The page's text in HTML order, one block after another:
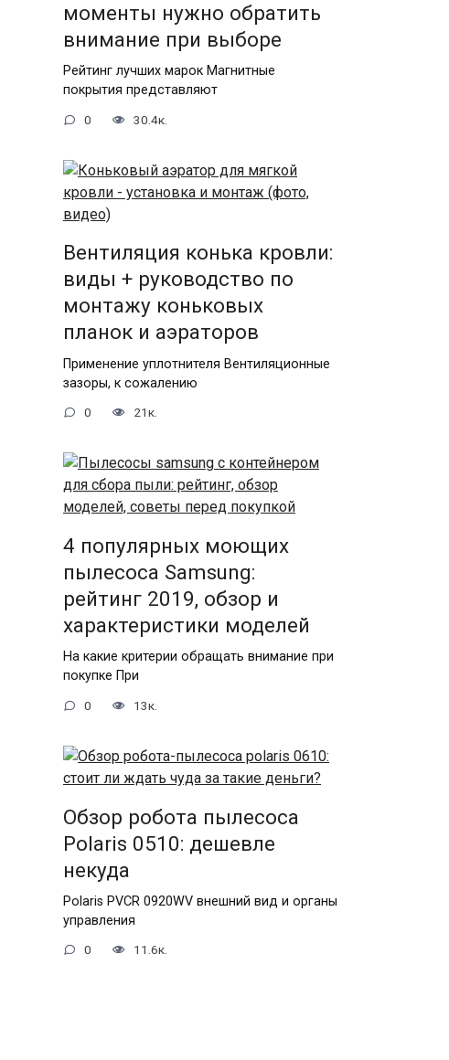
моменты нужно обратить
внимание при выборе
Рейтинг лучших марок Магнитные
покрытия представляют
0 30.4к.
Вентиляция конька кровли:
виды + руководство по
монтажу коньковых
планок и аэраторов
Применение уплотнителя Вентиляционные
зазоры, к сожалению
0 21к.
4 популярных моющих
пылесоса Samsung:
рейтинг 2019, обзор и
характеристики моделей
На какие критерии обращать внимание при
покупке При
0 13к.
Обзор робота пылесоса
Polaris 0510: дешевле
некуда
Polaris PVCR 0920WV внешний вид и органы
управления
0 11.6к.